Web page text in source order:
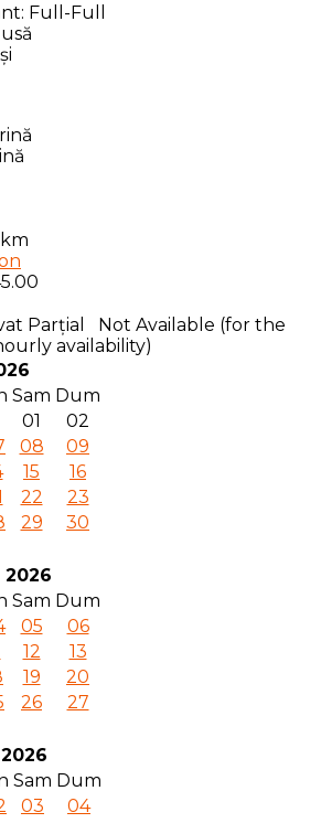
Full-Full
Parțial
Not Available (for the
availability)
Sam Dum
01
02
08
09
15
16
22
23
29
30
Sam Dum
05
06
12
13
19
20
26
27
Sam Dum
03
04